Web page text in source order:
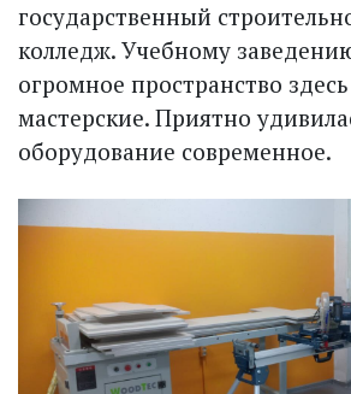
государственный
колледж. Учебному
огромное пространство
мастерские. Приятно
оборудование современное.